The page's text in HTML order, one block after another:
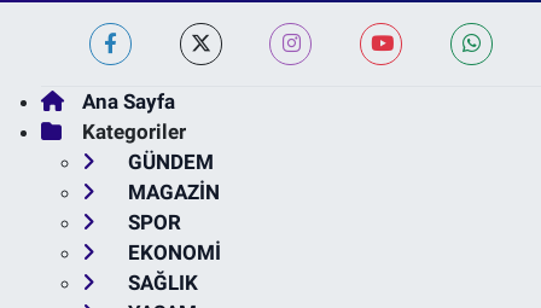
Ana Sayfa
Kategoriler
GÜNDEM
MAGAZİN
SPOR
EKONOMİ
SAĞLIK